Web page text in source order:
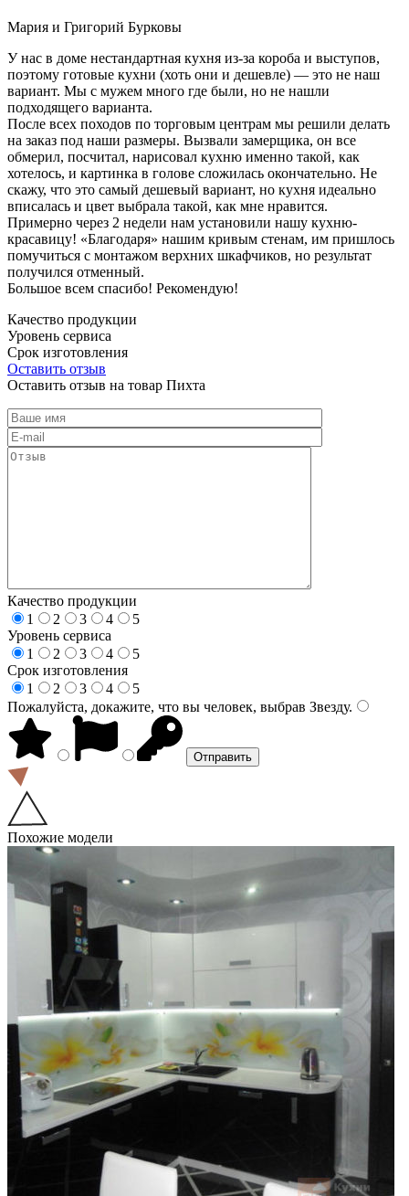
Мария и Григорий Бурковы
У нас в доме нестандартная кухня из-за короба и выступов,
поэтому готовые кухни (хоть они и дешевле) — это не наш
вариант. Мы с мужем много где были, но не нашли
подходящего варианта.
После всех походов по торговым центрам мы решили делать
на заказ под наши размеры. Вызвали замерщика, он все
обмерил, посчитал, нарисовал кухню именно такой, как
хотелось, и картинка в голове сложилась окончательно. Не
скажу, что это самый дешевый вариант, но кухня идеально
вписалась и цвет выбрала такой, как мне нравится.
Примерно через 2 недели нам установили нашу кухню-
красавицу! «Благодаря» нашим кривым стенам, им пришлось
помучиться с монтажом верхних шкафчиков, но результат
получился отменный.
Большое всем спасибо! Рекомендую!
Качество продукции
Уровень сервиса
Срок изготовления
Оставить отзыв
Оставить отзыв на товар Пихта
Качество продукции
1
2 3 4
5
Уровень сервиса
1
2 3 4
5
Срок изготовления
1
2 3 4
5
Пожалуйста, докажите, что вы человек, выбрав Звезду.
Похожие модели